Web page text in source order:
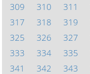
309
310 311
317
318 319
325
326 327
333
334 335
341
342 343